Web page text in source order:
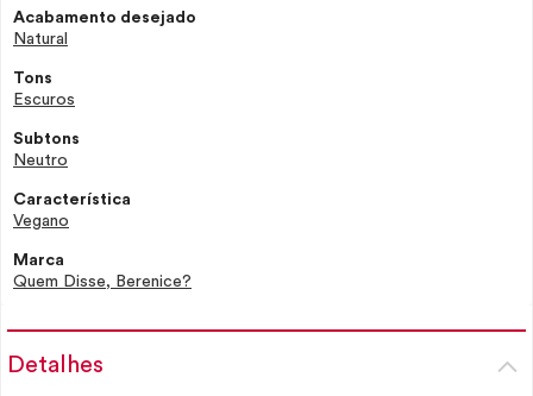
Acabamento desejado
Natural
Tons
Escuros
Subtons
Neutro
Característica
Vegano
Marca
Quem Disse, Berenice?
Detalhes